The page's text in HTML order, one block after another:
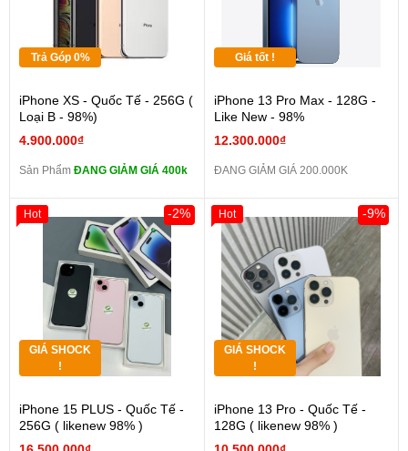
Trả Góp 0%
iPhone XS - Quốc Tế - 256G (
Loại B - 98%)
4.900.000₫
Sản Phẩm ĐANG GIẢM GIÁ 400k
Giá tốt !
iPhone 13 Pro Max - 128G -
Like New - 98%
12.300.000₫
ĐANG GIẢM GIÁ 200.000K
GIÁ SHOCK
!
iPhone 15 PLUS - Quốc Tế -
256G ( likenew 98% )
-2%
Hot
GIÁ SHOCK
!
iPhone 13 Pro - Quốc Tế -
128G ( likenew 98% )
-9%
Hot